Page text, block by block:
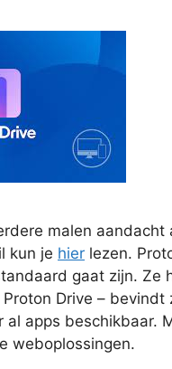
malen
kun je hier lezen.
gaat zijn. Ze
Drive –
al apps beschikbaar.
weboplossingen.